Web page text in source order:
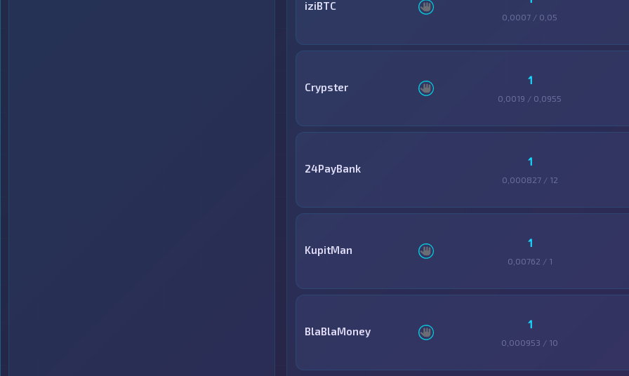
iziBTC
0,0007 / 0,05
Crypster 1
0,0019 / 0,0955
24PayBank 1
0,000827 / 12
KupitMan 1
0,00762 / 1
BlaBlaMoney 1
0,000953 / 10